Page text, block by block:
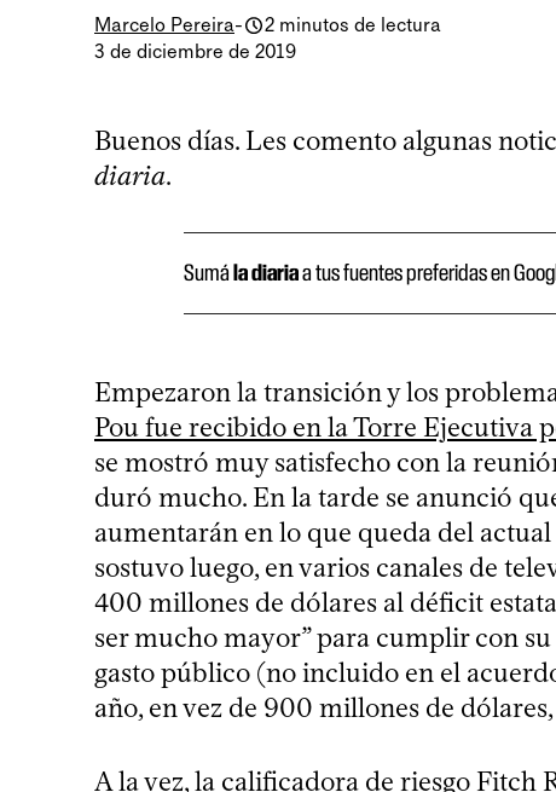
Marcelo Pereira-
2 minutos de lectura
3 de diciembre de 2019
Buenos días. Les comento algunas
diaria.
Sumála diariaa tus fuentes preferidas en
Empezaron la transición y los
Pou fue recibido en la Torre Ejecutiva
se mostró muy satisfecho con la
duró mucho. En la tarde se anunció
aumentarán en lo que queda del
sostuvo luego, en varios canales de
400 millones de dólares al déficit
ser mucho mayor” para cumplir con
gasto público (no incluido en el
año, en vez de 900 millones de
A la vez,la calificadora de riesgo Fitch